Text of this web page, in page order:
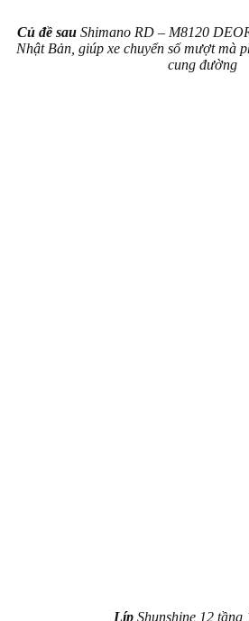
Củ đề sauShimano RD – M8120
Nhật Bản, giúp xe chuyển số mượt mà
cung đường
Líp Shunshine 12 tầng